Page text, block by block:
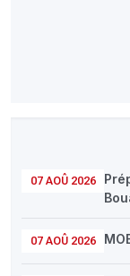
07 AOÛ 2026
07 AOÛ 2026